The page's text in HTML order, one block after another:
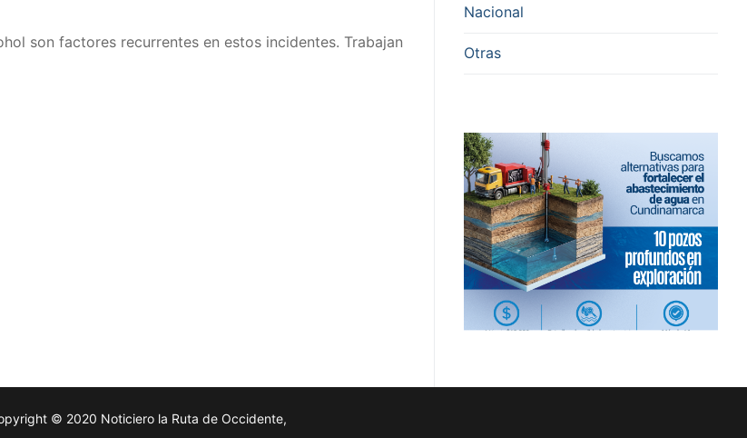
son factores recurrentes en estos incidentes. Trabajan
Nacional
Otras
© 2020 Noticiero la Ruta de Occidente,